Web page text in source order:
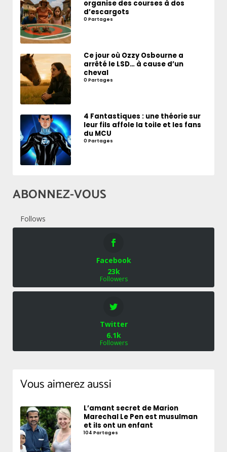
organise des courses à dos
d’escargots
0 Partages
Ce jour où Ozzy Osbourne a
arrêté le LSD… à cause d’un
cheval
0 Partages
4 Fantastiques : une théorie sur
leur fils affole la toile et les fans
du MCU
0 Partages
ABONNEZ-VOUS
Follows
Facebook
23k
Followers
Twitter
6.1k
Followers
Vous aimerez aussi
L’amant secret de Marion
Marechal Le Pen est musulman
et ils ont un enfant
104 Partages